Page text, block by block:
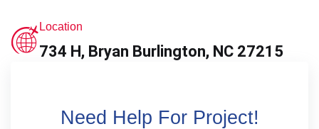
Location
734 H, Bryan Burlington, NC 27215
Need Help For Project!